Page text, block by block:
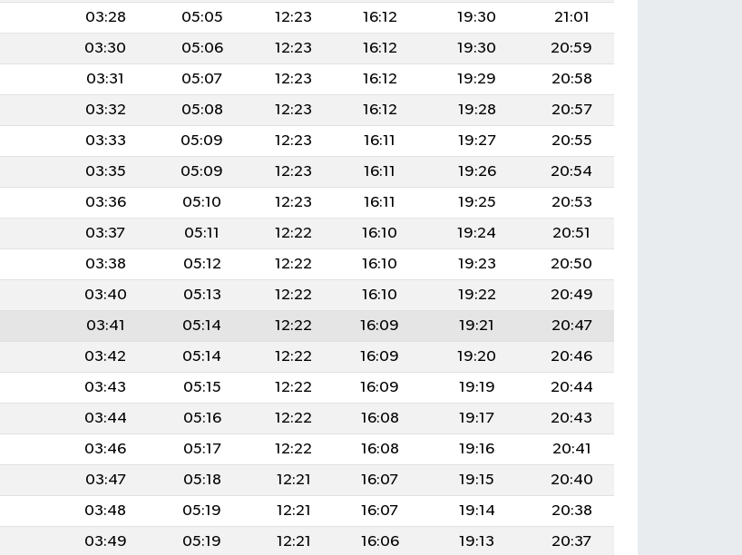
03:28 05:05 12:23 16:12 19:30
21:01
03:30 05:06 12:23 16:12 19:30
20:59
03:31 05:07 12:23 16:12 19:29
20:58
03:32 05:08 12:23 16:12 19:28
20:57
03:33 05:09 12:23 16:11 19:27
20:55
03:35 05:09 12:23 16:11 19:26
20:54
03:36 05:10 12:23 16:11 19:25
20:53
03:37 05:11 12:22 16:10 19:24
20:51
03:38 05:12 12:22 16:10 19:23
20:50
03:40 05:13 12:22 16:10 19:22
20:49
03:41 05:14 12:22 16:09 19:21
20:47
03:42 05:14 12:22 16:09 19:20
20:46
03:43 05:15 12:22 16:09 19:19
20:44
03:44 05:16 12:22 16:08 19:17
20:43
03:46 05:17 12:22 16:08 19:16
20:41
03:47 05:18 12:21 16:07 19:15
20:40
03:48 05:19 12:21 16:07 19:14
20:38
03:49 05:19 12:21 16:06 19:13
20:37